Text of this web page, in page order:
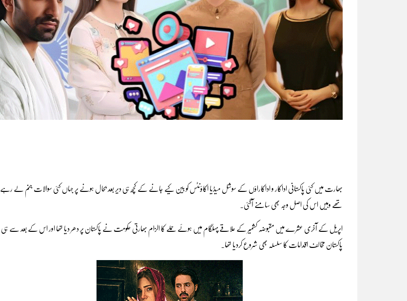
بھارت میں کئی پاکستانی اداکار و اداکاراؤں کے سوشل میڈیا اکاؤنٹس کو بین کیے جانے کے کچھ ہی دیر بعد بحال ہونے پر جہاں کئی سوالات جنم لے رہے
تھے وہیں اس کی اصل وجہ بھی سامنے آگئی۔
اپریل کے آخری عشرے میں مقبوضہ کشمیر کے علاقے پہلگام میں ہوئے حملے کا الزام بھارتی حکومت نے پاکستان پر دھر دیا تھا اور اس کے بعد سے ہی
پاکستان مخالف اقدامات کا سلسلہ بھی شروع کردیا تھا۔